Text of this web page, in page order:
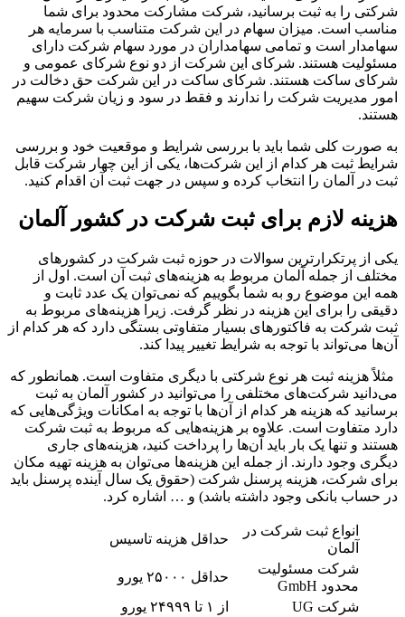
شرکتی را به ثبت برسانید، شرکت مشارکت محدود برای شما
مناسب است. میزان سهام در این شرکت متناسب با سرمایه هر
سهامدار است و تمامی سهامداران در مورد سهام شرکت دارای
مسئولیت هستند. شرکای این شرکت از دو نوع شرکای عمومی و
شرکای ساکت هستند. شرکای ساکت در این شرکت حق دخالت در
امور مدیریت شرکت را ندارند و فقط در سود و زیان شرکت سهیم
هستند.
به صورت کلی شما باید با بررسی شرایط و موقعیت خود و بررسی
شرایط ثبت هر کدام از این شرکت‌ها، یکی از این چهار شرکت قابل
ثبت در آلمان را انتخاب کرده و سپس در جهت ثبت آن اقدام کنید.
هزینه لازم برای ثبت شرکت در کشور آلمان
یکی از پرتکرارترین سوالات در حوزه ثبت شرکت در کشورهای
مختلف از جمله آلمان مربوط به هزینه‌های ثبت آن است. اول از
همه این موضوع رو به شما بگوییم که نمی‌توان یک عدد ثابت و
دقیقی را برای این هزینه در نظر گرفت. زیرا هزینه‌های مربوط به
ثبت شرکت به فاکتورهای بسیار متفاوتی بستگی دارد که هر کدام از
آن‌ها می‌تواند با توجه به شرایط تغییر پیدا کند.
مثلاً هزینه ثبت هر نوع شرکتی با دیگری متفاوت است. همانطور که
می‌دانید شرکت‌های مختلفی را می‌توانید در کشور آلمان به ثبت
برسانید که هزینه هر کدام از آن‌ها با توجه به امکانات ویژگی‌هایی که
دارد متفاوت است. علاوه بر هزینه‌هایی که مربوط به ثبت شرکت
هستند و تنها یک بار باید آن‌ها را پرداخت کنید، هزینه‌های جاری
دیگری وجود دارند. از جمله این هزینه‌ها می‌توان به هزینه تهیه مکان
برای شرکت، هزینه پرسنل شرکت (حقوق یک سال آینده پرسنل باید
در حساب بانکی وجود داشته باشد) و … اشاره کرد.
انواع ثبت شرکت در
آلمان
حداقل هزینه تاسیس
شرکت مسئولیت
محدود GmbH
حداقل ۲۵۰۰۰ یورو
شرکت UG
از ۱ تا ۲۴۹۹۹ یورو